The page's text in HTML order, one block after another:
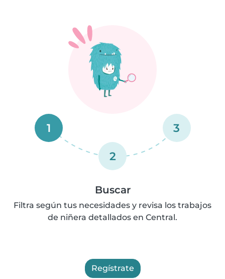
1
2
3
Buscar
Filtra según tus necesidades y revisa los trabajos
de niñera detallados en Central.
Regístrate